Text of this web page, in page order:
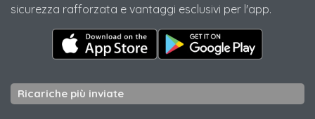
sicurezza rafforzata e vantaggi esclusivi per l'app.
Ricariche più inviate